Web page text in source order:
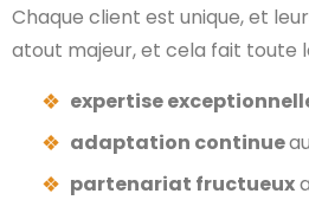
Chaque client est unique, et
atout majeur, et cela fait toute
expertise
adaptation continue
partenariat fructueux